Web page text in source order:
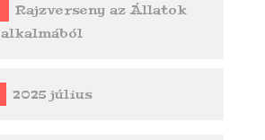
Rajzverseny az Állatok
2025 július